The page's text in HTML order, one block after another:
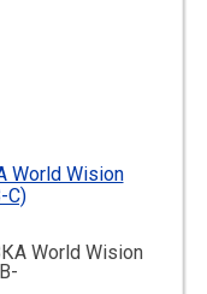
Wision
C)
World Wision